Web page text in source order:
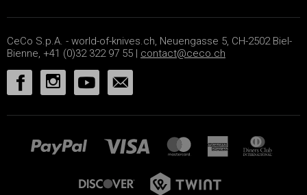
CeCo S.p.A. - world-of-knives.ch, Neuengasse 5, CH-2502 Biel-
Bienne, +41 (0)32 322 97 55 | contact@ceco.ch